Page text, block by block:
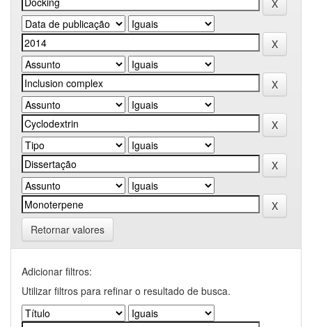
Retornar valores
Adicionar filtros:
Utilizar filtros para refinar o resultado de busca.